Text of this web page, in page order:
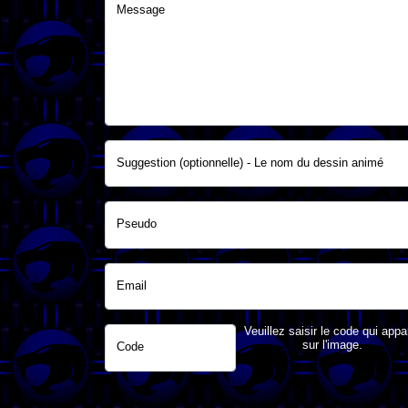
Message
Suggestion (optionnelle) - Le nom du dessin animé
Pseudo
Email
Code
Veuillez saisir le code qui
sur l'image.